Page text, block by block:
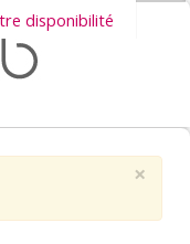
disponibilité
×